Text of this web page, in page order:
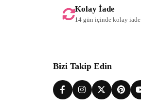
Kolay İade
14 gün içinde kolay iade
Bizi Takip Edin